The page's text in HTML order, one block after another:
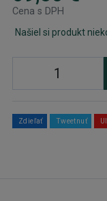
Cena s DPH
Našiel si produkt
Zdieľať Tweetnuť